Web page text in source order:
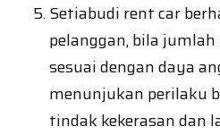
Setiabudi rent car
pelanggan, bila
sesuai dengan daya
menunjukan perilaku
tindak kekerasan dan